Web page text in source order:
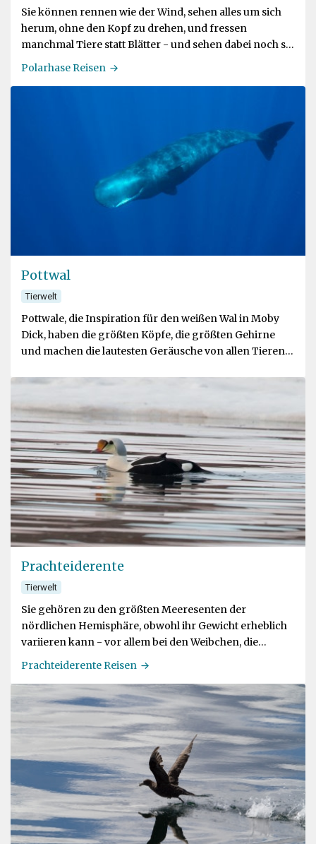
Sie können rennen wie der Wind, sehen alles um sich
herum, ohne den Kopf zu drehen, und fressen
manchmal Tiere statt Blätter - und sehen dabei noch so
niedlich aus
Polarhase Reisen
Pottwal
Tierwelt
Pottwale, die Inspiration für den weißen Wal in Moby
Dick, haben die größten Köpfe, die größten Gehirne
und machen die lautesten Geräusche von allen Tieren
Prachteiderente
Tierwelt
Sie gehören zu den größten Meeresenten der
nördlichen Hemisphäre, obwohl ihr Gewicht erheblich
variieren kann - vor allem bei den Weibchen, die
während der Brutzeit nur selten fressen
Prachteiderente Reisen